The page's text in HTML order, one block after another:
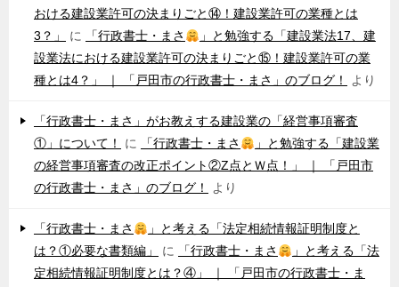
おける建設業許可の決まりごと⑭！建設業許可の業種とは
3？」
に 「行政書士・まさ
」と勉強する「建設業法17、建
設業法における建設業許可の決まりごと⑮！建設業許可の業
種とは4？」 ｜ 「戸田市の行政書士・まさ」のブログ！
より
「行政書士・まさ」がお教えする建設業の「経営事項審査
①」について！
に 「行政書士・まさ
」と勉強する「建設業
の経営事項審査の改正ポイント②Z点とＷ点！」 ｜ 「戸田市
の行政書士・まさ」のブログ！
より
「行政書士・まさ
」と考える「法定相続情報証明制度と
は？①必要な書類編」
に 「行政書士・まさ
」と考える「法
定相続情報証明制度とは？④」 ｜ 「戸田市の行政書士・ま